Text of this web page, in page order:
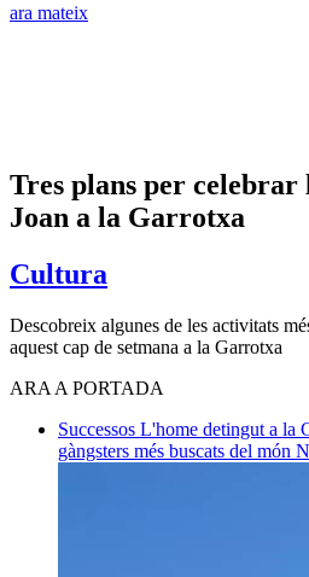
ara mateix
Tres plans per celebrar
Joan a la Garrotxa
Cultura
Descobreix algunes de les activitats
aquest cap de setmana a la Garrotxa
ARA A PORTADA
Successos L'home detingut a la
gàngsters més buscats del món